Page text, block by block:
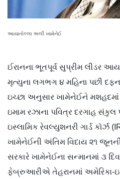
આયાતોલ્લા અલી ખામેનેઈ
ઈરાનના ભૂતપૂર્વ સુપ્રીમ લીડર
મૃત્યુના લગભગ ૪ મહિના પછી
ઇચ્છા અનુસાર ખામેનેઈને મશહદમાં
ઇમામ રઝાના પવિત્ર દરગાહ
ઇસ્લામિક રેવલ્યુશનરી ગાર્ડ કૉર્ઝ
ખામેનેઈની અંતિમ વિદાય ૨૧
સરકારે ખામેનેઈના સન્માનમાં ૩
ફેબ્રુઆરીએ તેહરાનમાં અમેરિકા-